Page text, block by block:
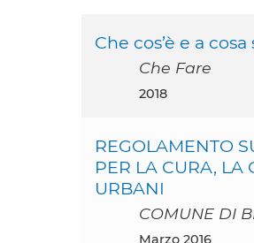
Che cos’è e a
Che Fare
2018
REGOLAMENTO
PER LA CURA, LA
URBANI
COMUNE DI
marzo 2016